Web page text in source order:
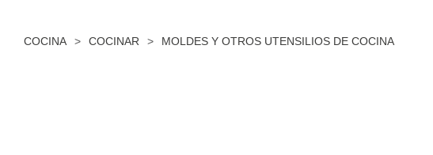
COCINA > COCINAR > MOLDES Y OTROS UTENSILIOS DE COCINA